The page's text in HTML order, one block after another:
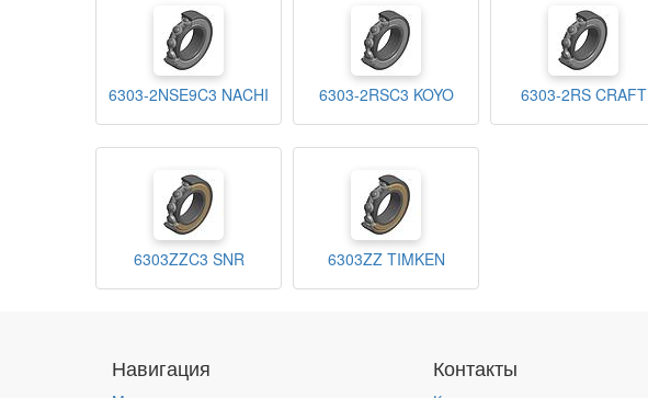
6303-2NSE9C3 NACHI 6303-2RSC3 KOYO 6303-2RS CRAFT
6303ZZC3 SNR 6303ZZ TIMKEN
Навигация Контакты